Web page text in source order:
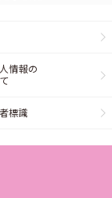
情報の
標識